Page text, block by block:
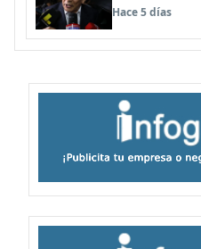
anularse su caso
Hace 5 días